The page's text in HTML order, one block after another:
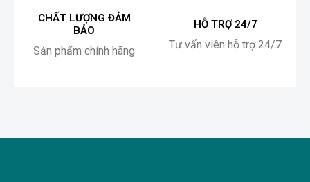
CHẤT LƯỢNG ĐẢM
BẢO
Sản phẩm chính hãng
HỖ TRỢ 24/7
Tư vấn viên hỗ trợ 24/7